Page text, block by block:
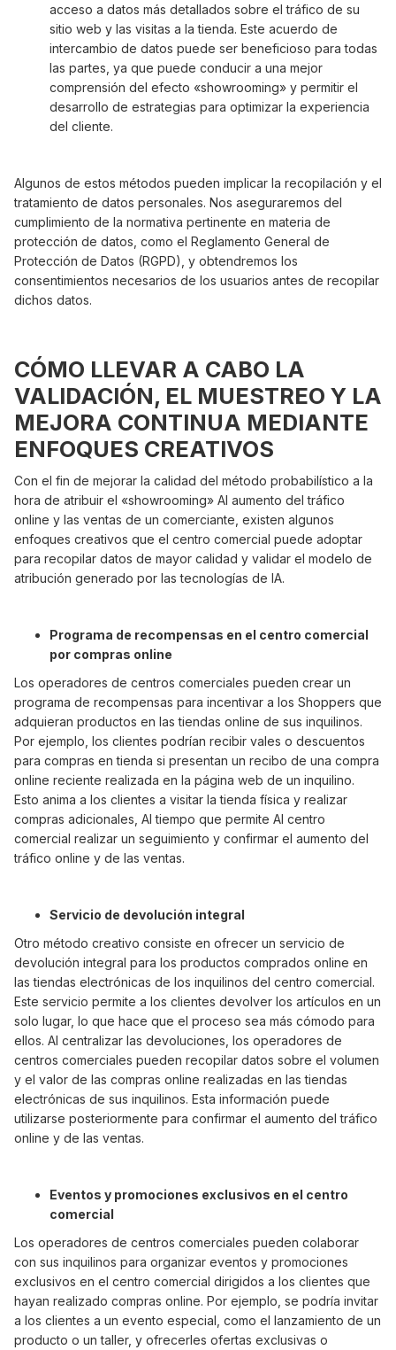
acceso a datos más detallados sobre el tráfico de su
sitio web y las visitas a la tienda. Este acuerdo de
intercambio de datos puede ser beneficioso para todas
las partes, ya que puede conducir a una mejor
comprensión del efecto «showrooming» y permitir el
desarrollo de estrategias para optimizar la experiencia
del cliente.
Algunos de estos métodos pueden implicar la recopilación y el
tratamiento de datos personales. Nos aseguraremos del
cumplimiento de la normativa pertinente en materia de
protección de datos, como el Reglamento General de
Protección de Datos (RGPD), y obtendremos los
consentimientos necesarios de los usuarios antes de recopilar
dichos datos.
CÓMO LLEVAR A CABO LA
VALIDACIÓN, EL MUESTREO Y LA
MEJORA CONTINUA MEDIANTE
ENFOQUES CREATIVOS
Con el fin de mejorar la calidad del método probabilístico a la
hora de atribuir el «showrooming» AI aumento del tráfico
online y las ventas de un comerciante, existen algunos
enfoques creativos que el centro comercial puede adoptar
para recopilar datos de mayor calidad y validar el modelo de
atribución generado por las tecnologías de IA.
Programa de recompensas en el centro comercial
por compras online
Los operadores de centros comerciales pueden crear un
programa de recompensas para incentivar a los Shoppers que
adquieran productos en las tiendas online de sus inquilinos.
Por ejemplo, los clientes podrían recibir vales o descuentos
para compras en tienda si presentan un recibo de una compra
online reciente realizada en la página web de un inquilino.
Esto anima a los clientes a visitar la tienda física y realizar
compras adicionales, AI tiempo que permite AI centro
comercial realizar un seguimiento y confirmar el aumento del
tráfico online y de las ventas.
Servicio de devolución integral
Otro método creativo consiste en ofrecer un servicio de
devolución integral para los productos comprados online en
las tiendas electrónicas de los inquilinos del centro comercial.
Este servicio permite a los clientes devolver los artículos en un
solo lugar, lo que hace que el proceso sea más cómodo para
ellos. AI centralizar las devoluciones, los operadores de
centros comerciales pueden recopilar datos sobre el volumen
y el valor de las compras online realizadas en las tiendas
electrónicas de sus inquilinos. Esta información puede
utilizarse posteriormente para confirmar el aumento del tráfico
online y de las ventas.
Eventos y promociones exclusivos en el centro
comercial
Los operadores de centros comerciales pueden colaborar
con sus inquilinos para organizar eventos y promociones
exclusivos en el centro comercial dirigidos a los clientes que
hayan realizado compras online. Por ejemplo, se podría invitar
a los clientes a un evento especial, como el lanzamiento de un
producto o un taller, y ofrecerles ofertas exclusivas o